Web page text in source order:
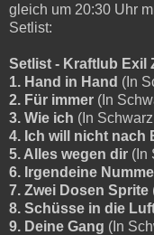
gleich um 20:30 Uhr
Setlist:
Setlist - Kraftlub Exil
1. Hand in Hand (In
2. Für immer (In
3. Wie ich (In
4. Ich will nicht nach
5. Alles wegen dir (In
6. Irgendeine
7. Zwei Dosen Sprite
8. Schüsse in die
9. Deine Gang (In